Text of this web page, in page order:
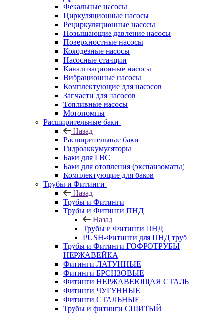
Фекальные насосы
Циркуляционные насосы
Рециркуляционные насосы
Повышающие давление насосы
Поверхностные насосы
Колодезные насосы
Насосные станции
Канализационные насосы
Вибрационные насосы
Комплектующие для насосов
Запчасти для насосов
Топливные насосы
Мотопомпы
Расширительные баки
Назад
Расширительные баки
Гидроаккумуляторы
Баки для ГВС
Баки для отопления (экспанзоматы)
Комплектующие для баков
Трубы и Фитинги
Назад
Трубы и Фитинги
Трубы и Фитинги ПНД
Назад
Трубы и Фитинги ПНД
PUSH-Фитинги для ПНД труб
Трубы и Фитинги ГОФРОТРУБЫ
НЕРЖАВЕЙКА
Фитинги ЛАТУННЫЕ
Фитинги БРОНЗОВЫЕ
Фитинги НЕРЖАВЕЮЩАЯ СТАЛЬ
Фитинги ЧУГУННЫЕ
Фитинги СТАЛЬНЫЕ
Трубы и фитинги СШИТЫЙ